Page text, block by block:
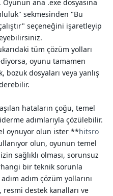
ana .exe dosyasına
sekmesinden "Bu
seçeneğini işaretleyip
tüm çözüm yolları
oyunu tamamen
bozuk dosyaları veya yanlış
hataların çoğu, temel
adımlarıyla çözülebilir.
oynuyor olun ister **hitsro
olun, oyunun temel
sağlıklı olması, sorunsuz
bir teknik sorunla
adım çözüm yollarını
resmi destek kanalları ve